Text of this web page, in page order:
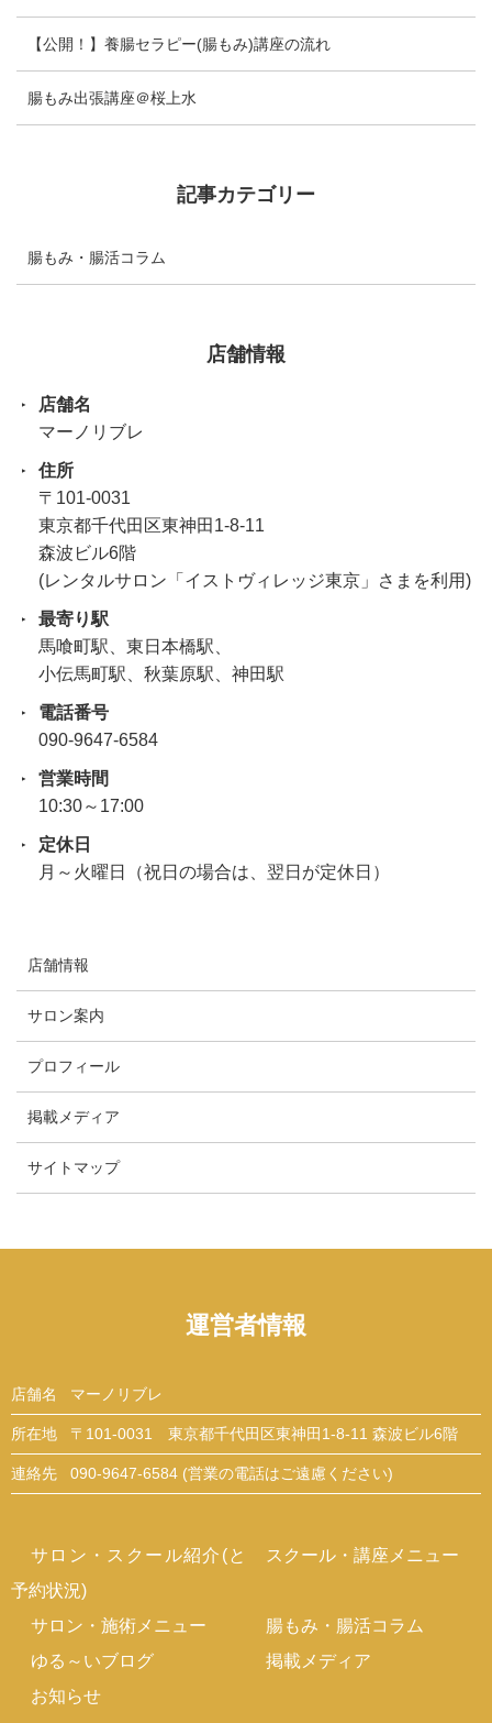
【公開！】養腸セラピー(腸もみ)講座の流れ
腸もみ出張講座＠桜上水
記事カテゴリー
腸もみ・腸活コラム
店舗情報
店舗名
マーノリブレ
住所
〒101-0031
東京都千代田区東神田1-8-11
森波ビル6階
(レンタルサロン「イストヴィレッジ東京」さまを利用)
最寄り駅
馬喰町駅、東日本橋駅、
小伝馬町駅、秋葉原駅、神田駅
電話番号
090-9647-6584
営業時間
10:30～17:00
定休日
月～火曜日（祝日の場合は、翌日が定休日）
店舗情報
サロン案内
プロフィール
掲載メディア
サイトマップ
運営者情報
店舗名 マーノリブレ
所在地 〒101-0031 東京都千代田区東神田1-8-11 森波ビル6階
連絡先 090-9647-6584 (営業の電話はご遠慮ください)
サロン・スクール紹介(と
予約状況)
スクール・講座メニュー
サロン・施術メニュー
腸もみ・腸活コラム
ゆる～いブログ
掲載メディア
お知らせ